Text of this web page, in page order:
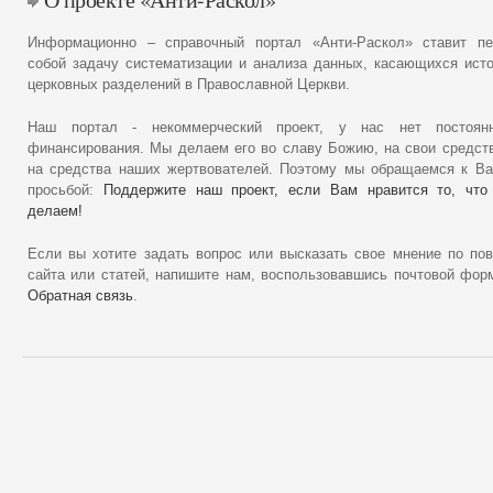
Информационно – справочный портал «Анти-Раскол» ставит
собой задачу систематизации и анализа данных, касающихся
церковных разделений в Православной Церкви.
Наш портал - некоммерческий проект, у нас нет
финансирования. Мы делаем его во славу Божию, на свои
на средства наших жертвователей. Поэтому мы обращаемся к
просьбой:
Поддержите наш проект, если Вам нравится то,
делаем!
Если вы хотите задать вопрос или высказать свое мнение по
сайта или статей, напишите нам, воспользовавшись почтовой
Обратная связь.